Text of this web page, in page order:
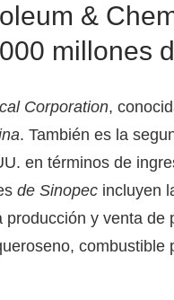
&
millones
Corporation,
. También es la
en términos de
de Sinopec incluyen
producción y venta